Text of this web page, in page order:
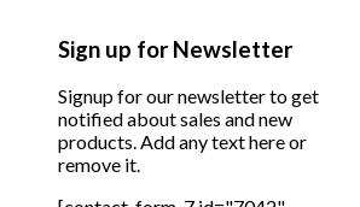
Sign up for Newsletter
Signup for our newsletter to get
notified about sales and new
products. Add any text here or
remove it.